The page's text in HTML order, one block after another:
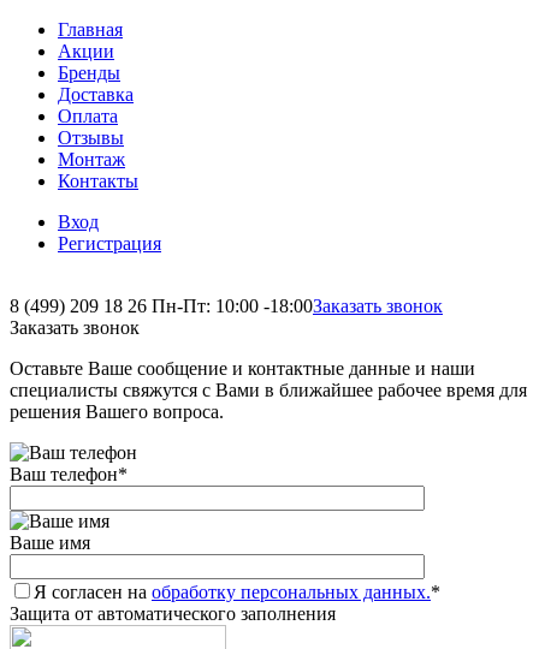
Главная
Акции
Бренды
Доставка
Оплата
Отзывы
Монтаж
Контакты
Вход
Регистрация
8 (499) 209 18 26 Пн-Пт: 10:00 -18:00Заказать звонок
Заказать звонок
Оставьте Ваше сообщение и контактные данные и наши
специалисты свяжутся с Вами в ближайшее рабочее время для
решения Вашего вопроса.
Ваш телефон*
Ваше имя
Я согласен на обработку персональных данных.*
Защита от автоматического заполнения